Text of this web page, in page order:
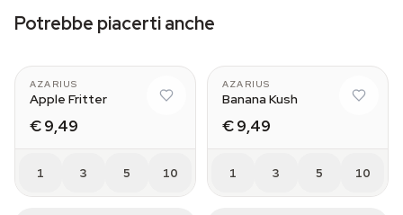
Potrebbe piacerti anche
AZARIUS
Apple Fritter
€ 9,49
1 3 5 10
AZARIUS
Banana Kush
€ 9,49
1 3 5 10